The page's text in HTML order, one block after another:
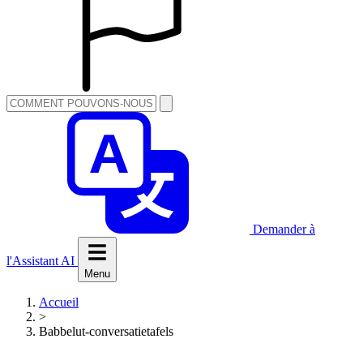
Demander à
l'Assistant AI
Menu
Accueil
>
Babbelut-conversatietafels